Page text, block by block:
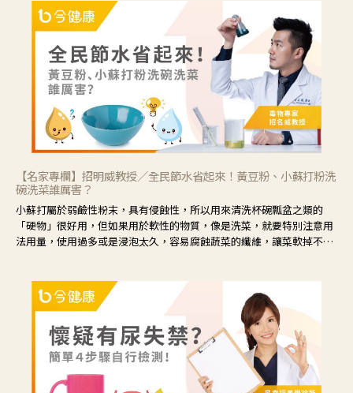
候就要使用菊花、金銀花來治療；假如單純的眼睛乾澀，結膜沒有紅，
眼睛周圍沒有眼屎，這種情況是屬於「陰虛」，就可以使用枸杞、蓮
藕、麥門冬、山藥等比較滋潤的藥材，效果就更顯著。
【名家專欄】招明威教授／全民節水省起來！黃豆粉、小蘇打粉洗
碗洗菜誰厲害？
小蘇打屬於弱鹼性粉末，具有侵蝕性，所以用來清洗杯碗瓢盆之類的
「硬物」很好用，但如果用於軟性的物質，像是洗菜，就要特別注意用
法用量，使用過多或是浸泡太久，容易腐蝕蔬菜的纖維，讓菜軟掉不清